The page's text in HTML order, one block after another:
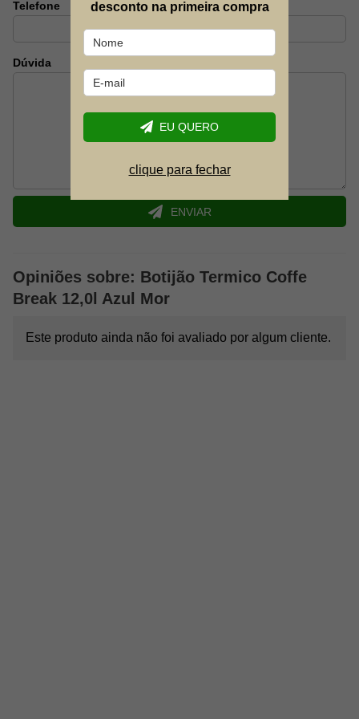
manuseio e transporte.
Telefone
Dúvida
ENVIAR
Opiniões sobre: Botijão Termico Coffe
Break 12,0l Azul Mor
Este produto ainda não foi avaliado por algum cliente.
desconto na primeira compra
EU QUERO
clique para fechar